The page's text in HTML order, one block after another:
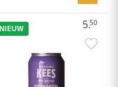
5.50
NIEUW